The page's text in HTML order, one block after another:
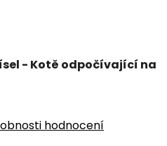
- Kotě odpočívající na
hodnocení